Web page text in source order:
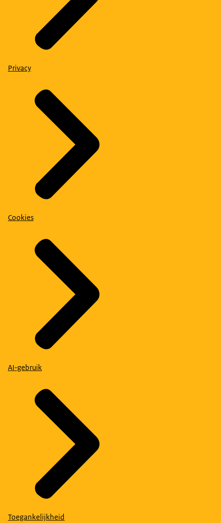
Privacy
Cookies
AI-gebruik
Toegankelijkheid